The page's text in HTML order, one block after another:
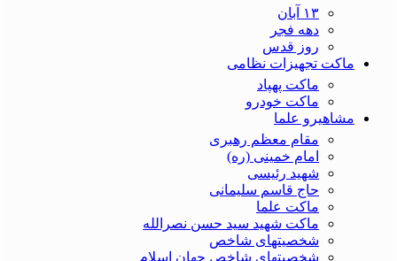
۱۳ آبان
دهه فجر
روز قدس
ماکت تجهیزات نظامی
ماکت پهپاد
ماکت خودرو
مشاهیرو علما
مقام معظم رهبری
امام خمینی (ره)
شهید رئیسی
حاج قاسم سلیمانی
ماکت علما
ماکت شهید سید حسن نصرالله
شخصیتهای شاخص
شخصیتهای شاخص جهان اسلام